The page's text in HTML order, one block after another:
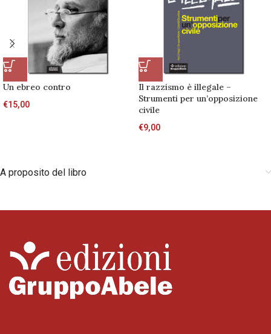
Un ebreo contro
€15,00
Il razzismo è illegale –
Strumenti per un’opposizione
civile
€9,00
A proposito del libro